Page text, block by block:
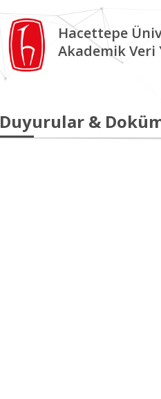
Hacettepe
Akademik Veri
Duyurular &